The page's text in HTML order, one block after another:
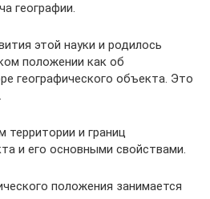
географии.
этой науки и родилось
положении как об
географического объекта. Это
территории и границ
и его основными свойствами.
положения занимается